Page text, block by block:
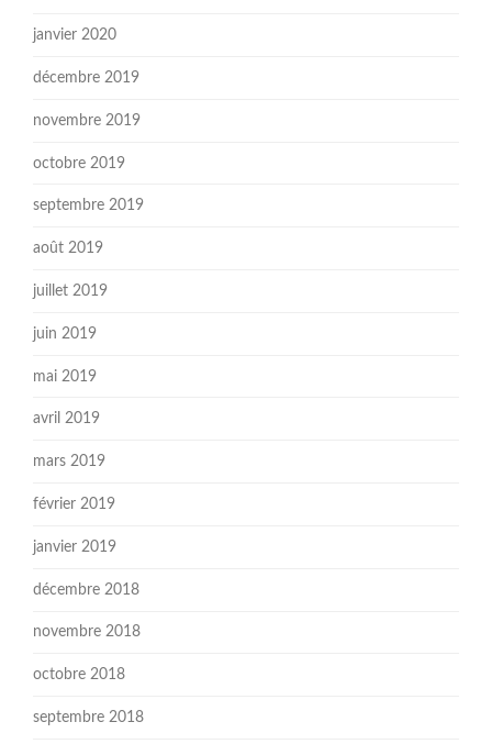
janvier 2020
décembre 2019
novembre 2019
octobre 2019
septembre 2019
août 2019
juillet 2019
juin 2019
mai 2019
avril 2019
mars 2019
février 2019
janvier 2019
décembre 2018
novembre 2018
octobre 2018
septembre 2018